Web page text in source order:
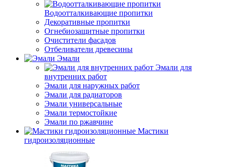
Водоотталкивающие пропитки
Декоративные пропитки
Огнебиозащитные пропитки
Очистители фасадов
Отбеливатели древесины
Эмали
Эмали для
внутренних работ
Эмали для наружных работ
Эмали для радиаторов
Эмали универсальные
Эмали термостойкие
Эмали по ржавчине
Мастики
гидроизоляционные